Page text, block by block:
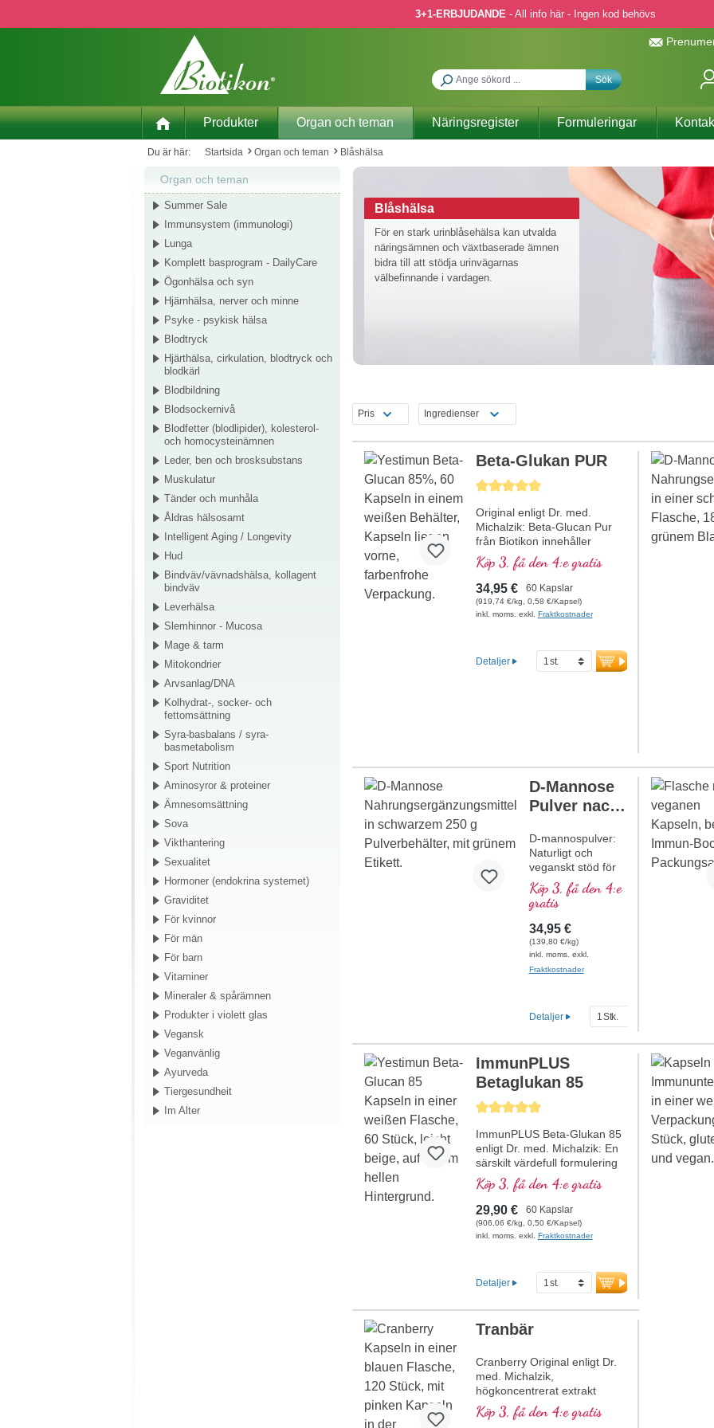
3+1-ERBJUDANDE - All info här - Ingen kod behövs
Sök
Produkter Organ och teman Näringsregister Formuleringar
Du är här: Startsida Organ och teman Blåshälsa
Organ och teman
Summer Sale
Immunsystem (immunologi)
Lunga
Komplett basprogram - DailyCare
Ögonhälsa och syn
Hjärnhälsa, nerver och minne
Psyke - psykisk hälsa
Blodtryck
Hjärthälsa, cirkulation, blodtryck och
blodkärl
Blodbildning
Blodsockernivå
Blodfetter (blodlipider), kolesterol-
och homocysteinämnen
Leder, ben och brosksubstans
Muskulatur
Tänder och munhåla
Åldras hälsosamt
Intelligent Aging / Longevity
Hud
Bindväv/vävnadshälsa, kollagent
bindväv
Leverhälsa
Slemhinnor - Mucosa
Mage & tarm
Mitokondrier
Arvsanlag/DNA
Kolhydrat-, socker- och
fettomsättning
Syra-basbalans / syra-
basmetabolism
Sport Nutrition
Aminosyror & proteiner
Ämnesomsättning
Sova
Vikthantering
Sexualitet
Hormoner (endokrina systemet)
Graviditet
För kvinnor
För män
För barn
Vitaminer
Mineraler & spårämnen
Produkter i violett glas
Vegansk
Veganvänlig
Ayurveda
Tiergesundheit
Im Alter
Blåshälsa
För en stark urinblåsehälsa kan utvalda
näringsämnen och växtbaserade ämnen
bidra till att stödja urinvägarnas
välbefinnande i vardagen.
Pris Ingredienser
Genomsnittligt betyg på 5 av 5 stjärnor
Beta-Glukan PUR
Original enligt Dr. med.
Michalzik: Beta-Glucan Pur
från Biotikon innehåller
Yestimun® 1,3/1,6-beta-D-
glukan-komplexet, som
extraheras särskilt skonsamt
för att hålla den syrakänsliga
beta-1,6-glukan-
från havre eller andra källor,
som saknar sidokedjor,
på minst 85 %. Fri från
tillsatser och förpackad med
en aluminiumfri försegling.
mer information om Beta-
Glucan Pur
Köp 3, få den 4:e gratis
34,95 € 60 Kapslar
(919,74 €/kg, 0,58 €/Kapsel)
inkl. moms. exkl. Fraktkostnader
Detaljer
D-Mannose
Pulver nach
Michalzik
D-mannospulver:
Naturligt och
veganskt stöd för
blåsans hälsa. 100
% rent D-
mannospulver,
högrent och fritt
från tillsatser. 250
g per burk, flexibelt
att dosera.
mannospulver
Köp 3, få den 4:e
gratis
34,95 €
(139,80 €/kg)
inkl. moms. exkl.
Fraktkostnader
Detaljer
Genomsnittligt betyg på 5 av 5 stjärnor
ImmunPLUS
Betaglukan 85
ImmunPLUS Beta-Glukan 85
enligt Dr. med. Michalzik: En
särskilt värdefull formulering
för riktat stöd till ditt
immunsystem. Innehåller
Yestimun® 1,3/1,6-beta-D-
glukan av hög kvalitet med en
hög beta-glukanhalt på 85 %
kombinationen av beta-
glukan och naturligt vitamin C
bidrar till immunsystemets
normala funktion. Perfekt för
alla som värdesätter högsta
av läkare, egen produktion i
Tyskland, vegansk, GMO-fri
och utan artificiella tillsatser.
Aluminiumfri försegling, ISO-
och HACCP-certifiering samt
Köp 3, få den 4:e gratis
29,90 € 60 Kapslar
(906,06 €/kg, 0,50 €/Kapsel)
inkl. moms. exkl. Fraktkostnader
Detaljer
Tranbär
Cranberry Original enligt Dr.
med. Michalzik,
högkoncentrerat extrakt
(25:1) med ett högt innehåll
av specifika
Köp 3, få den 4:e gratis